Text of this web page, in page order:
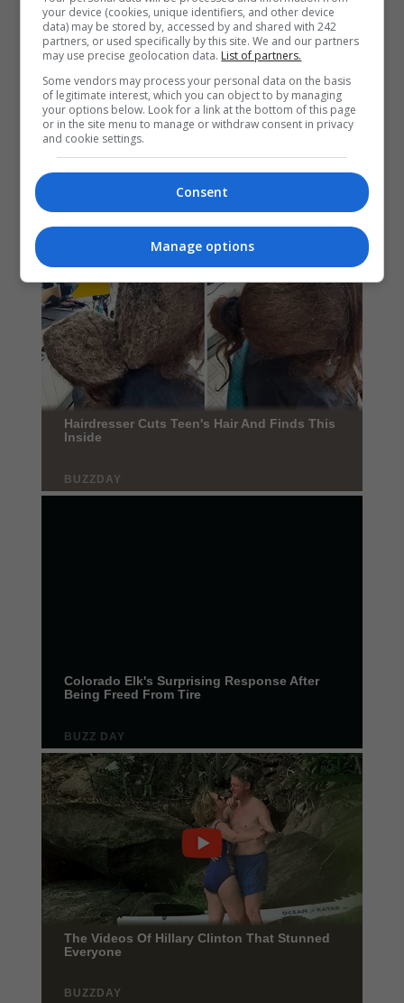
your device (cookies, unique identifiers, and other device
data) may be stored by, accessed by and shared with 242
partners, or used specifically by this site. We and our partners
may use precise geolocation data. List of partners.
Some vendors may process your personal data on the basis
of legitimate interest, which you can object to by managing
your options below. Look for a link at the bottom of this page
or in the site menu to manage or withdraw consent in privacy
and cookie settings.
Consent
Manage options